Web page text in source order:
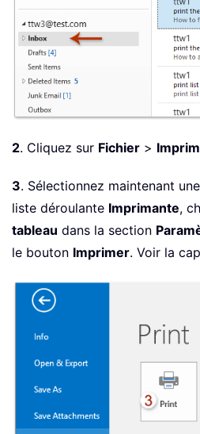
2. Cliquez sur Fichier >
3. Sélectionnez maintenant
liste déroulante Imprimante,
tableau dans la section
le bouton Imprimer. Voir la